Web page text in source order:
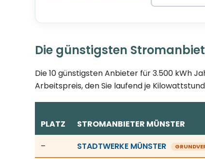
Die günstigsten
Die 10 günstigsten Anbieter für 3.500 kWh
Arbeitspreis, den Sie laufend je
Günstigste Stromanbieter in Münster,
PLATZ STROMANBIETER MÜNSTER
– STADTWERKE MÜNSTER